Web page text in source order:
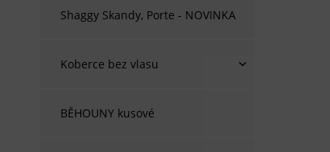
Shaggy Skandy, Porte - NOVINKA
Koberce bez vlasu
BĚHOUNY kusové